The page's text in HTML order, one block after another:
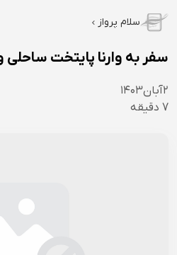
سلام پرواز
سفر به وارنا پایتخت ساحلی
۲آبان۱۴۰۳
7 دقیقه